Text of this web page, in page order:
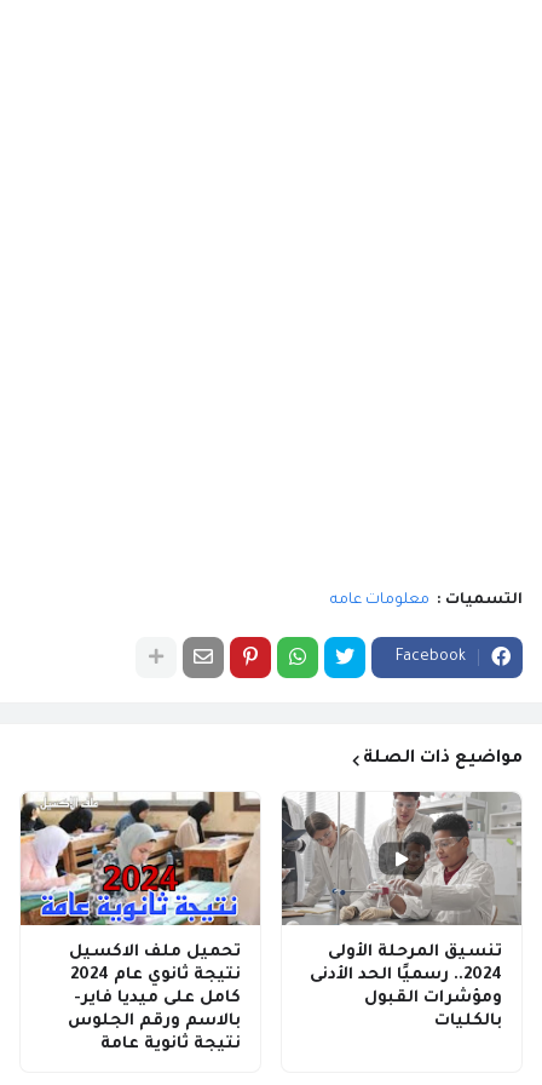
التسميات : معلومات عامه
Facebook
مواضيع ذات الصلة
تنسيق المرحلة الأولى
2024.. رسميًا الحد الأدنى
ومؤشرات القبول
بالكليات
تحميل ملف الاكسيل
نتيجة ثانوي عام 2024
كامل على ميديا فاير-
بالاسم ورقم الجلوس
نتيجة ثانوية عامة